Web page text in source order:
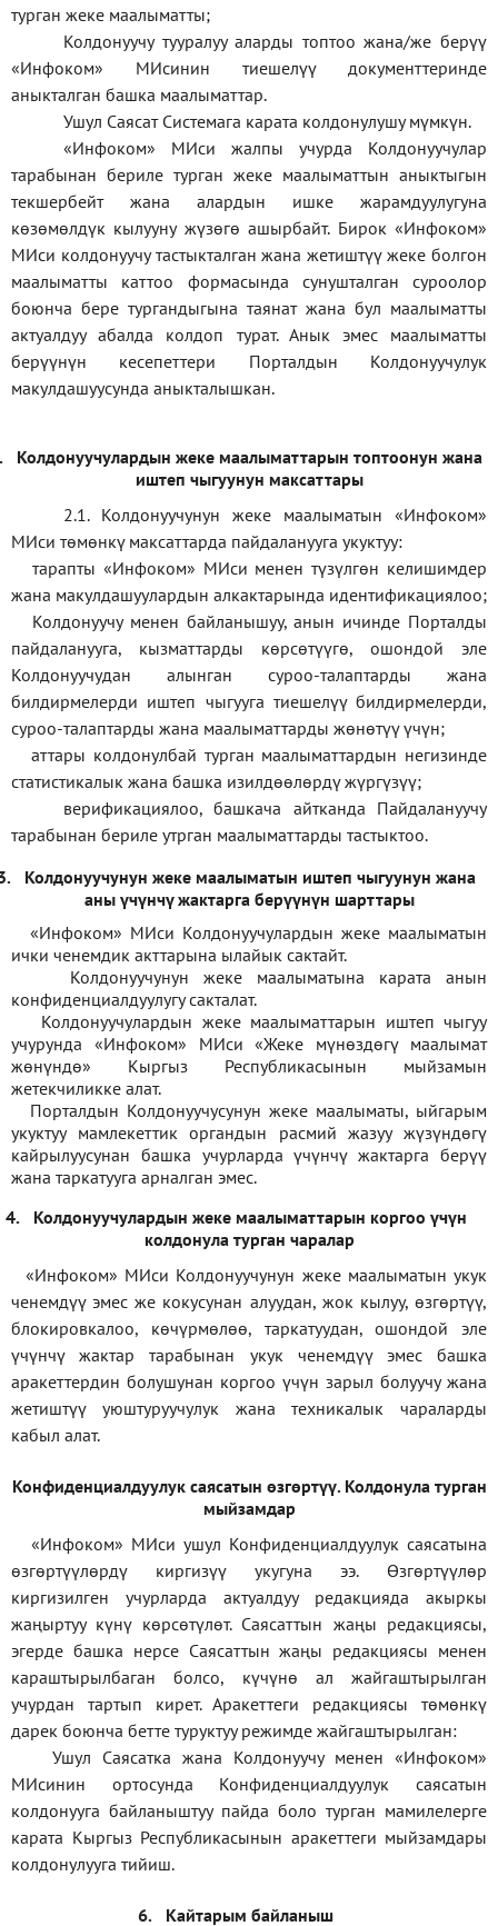
турган жеке маалыматты;
Колдонуучу тууралуу аларды топтоо жана/же берүү
«Инфоком» МИсинин тиешелүү документтеринде
аныкталган башка маалыматтар.
Ушул Саясат Системага карата колдонулушу мүмкүн.
«Инфоком» МИси жалпы учурда Колдонуучулар
тарабынан бериле турган жеке маалыматтын аныктыгын
текшербейт жана алардын ишке жарамдуулугуна
көзөмөлдүк кылууну жүзөгө ашырбайт. Бирок «Инфоком»
МИси колдонуучу тастыкталган жана жетиштүү жеке болгон
маалыматты каттоо формасында сунушталган суроолор
боюнча бере тургандыгына таянат жана бул маалыматты
актуалдуу абалда колдоп турат. Анык эмес маалыматты
берүүнүн кесепеттери Порталдын Колдонуучулук
макулдашуусунда аныкталышкан.
Колдонуучулардын жеке маалыматтарын топтоонун жана
иштеп чыгуунун максаттары
2.1. Колдонуучунун жеке маалыматын «Инфоком»
МИси төмөнкү максаттарда пайдаланууга укуктуу:
тарапты «Инфоком» МИси менен түзүлгөн келишимдер
жана макулдашуулардын алкактарында идентификациялоо;
Колдонуучу менен байланышуу, анын ичинде Порталды
пайдаланууга, кызматтарды көрсөтүүгө, ошондой эле
Колдонуучудан алынган суроо-талаптарды жана
билдирмелерди иштеп чыгууга тиешелүү билдирмелерди,
суроо-талаптарды жана маалыматтарды жөнөтүү үчүн;
аттары колдонулбай турган маалыматтардын негизинде
статистикалык жана башка изилдөөлөрдү жүргүзүү;
верификациялоо,башкача айтканда Пайдалануучу
тарабынан бериле утрган маалыматтарды тастыктоо.
Колдонуучунун жеке маалыматын иштеп чыгуунун жана
аны үчүнчү жактарга берүүнүн шарттары
«Инфоком» МИси Колдонуучулардын жеке маалыматын
ички ченемдик акттарына ылайык сактайт.
Колдонуучунун жеке маалыматына карата анын
конфиденциалдуулугу сакталат.
Колдонуучулардын жеке маалыматтарын иштеп чыгуу
учурунда «Инфоком» МИси«Жеке мүнөздөгү маалымат
жөнүндө» Кыргыз Республикасынын мыйзамын
жетекчиликке алат.
Порталдын Колдонуучусунун жеке маалыматы, ыйгарым
укуктуу мамлекеттик органдын расмий жазуу жүзүндөгү
кайрылуусунан башка учурларда үчүнчү жактарга берүү
жана таркатууга арналган эмес.
4.
Колдонуучулардын жеке маалыматтарын коргоо үчүн
колдонула турган чаралар
«Инфоком» МИси Колдонуучунун жеке маалыматын укук
ченемдүү эмес же кокусунан алуудан, жок кылуу, өзгөртүү,
блокировкалоо, көчүрмөлөө, таркатуудан, ошондой эле
үчүнчү жактар тарабынан укук ченемдүү эмес башка
аракеттердин болушунан коргоо үчүн зарыл болуучу жана
жетиштүү уюштуруучулук жана техникалык чараларды
кабыл алат.
Конфиденциалдуулук саясатын өзгөртүү. Колдонула турган
мыйзамдар
«Инфоком» МИси ушул Конфиденциалдуулук саясатына
өзгөртүүлөрдү киргизүү укугуна ээ. Өзгөртүүлөр
киргизилген учурларда актуалдуу редакцияда акыркы
жаңыртуу күнү көрсөтүлөт. Саясаттын жаңы редакциясы,
эгерде башка нерсе Саясаттын жаңы редакциясы менен
караштырылбаган болсо, күчүнө ал жайгаштырылган
учурдан тартып кирет. Аракеттеги редакциясы төмөнкү
дарек боюнча бетте туруктуу режимде жайгаштырылган:
Ушул Саясатка жана Колдонуучу менен «Инфоком»
МИсинин ортосунда Конфиденциалдуулук саясатын
колдонууга байланыштуу пайда боло турган мамилелерге
карата Кыргыз Республикасынын аракеттеги мыйзамдары
колдонулууга тийиш.
6. Кайтарым байланыш